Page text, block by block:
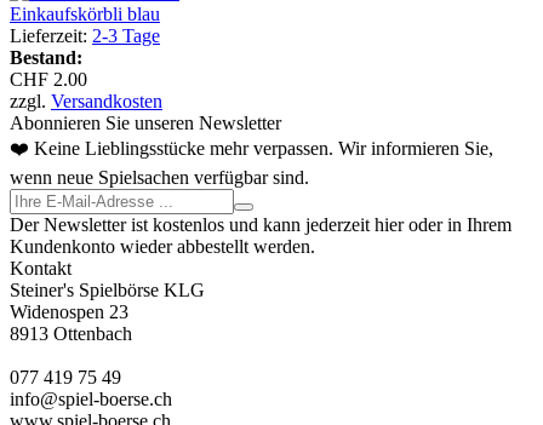
Einkaufskörbli blau
Lieferzeit: 2-3 Tage
Bestand:
CHF 2.00
zzgl. Versandkosten
Abonnieren Sie unseren Newsletter
❤️ Keine Lieblingsstücke mehr verpassen. Wir informieren Sie,
wenn neue Spielsachen verfügbar sind.
Der Newsletter ist kostenlos und kann jederzeit hier oder in Ihrem
Kundenkonto wieder abbestellt werden.
Kontakt
Steiner's Spielbörse KLG
Widenospen 23
8913 Ottenbach
077 419 75 49
info@spiel-boerse.ch
www.spiel-boerse.ch